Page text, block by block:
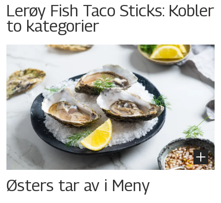
Lerøy Fish Taco Sticks: Kobler
to kategorier
Østers tar av i Meny